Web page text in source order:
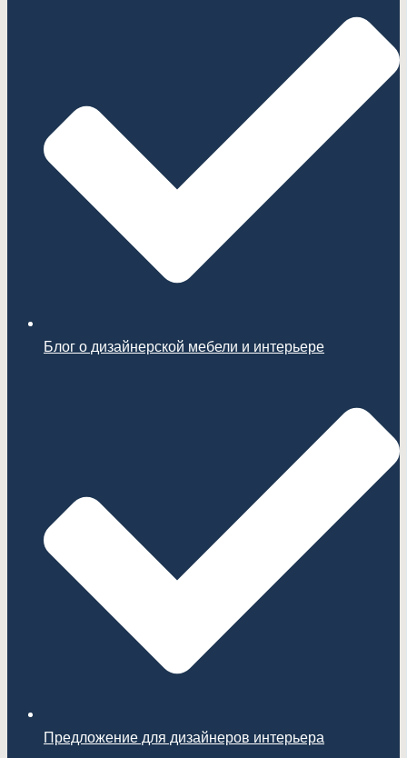
Блог о дизайнерской мебели и интерьере
Предложение для дизайнеров интерьера